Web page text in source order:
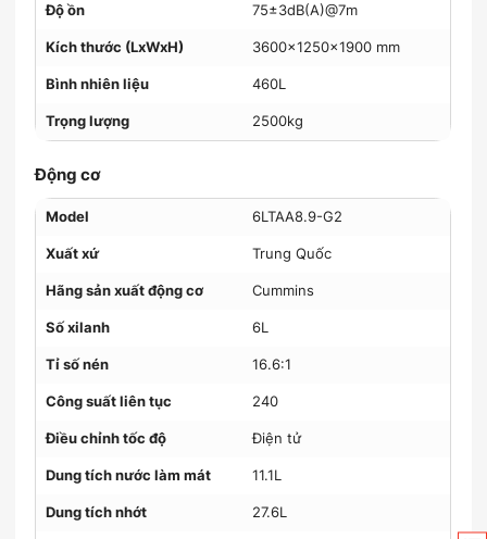
Độ ồn 75±3dB(A)@7m
Kích thước (LxWxH) 3600x1250x1900 mm
Bình nhiên liệu 460L
Trọng lượng 2500kg
Động cơ
Model 6LTAA8.9-G2
Xuất xứ Trung Quốc
Hãng sản xuất động cơ Cummins
Số xilanh 6L
Tỉ số nén 16.6:1
Công suất liên tục 240
Điều chỉnh tốc độ Điện tử
Dung tích nước làm mát 11.1L
Dung tích nhớt 27.6L